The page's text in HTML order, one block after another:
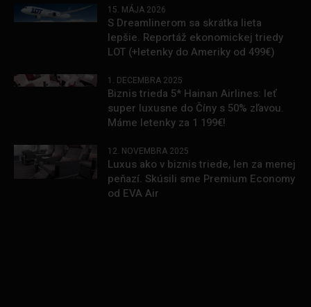
15. MÁJA 2026
S Dreamlinerom sa skrátka lieta
lepšie. Reportáž ekonomickej triedy
LOT (+letenky do Ameriky od 499€)
1. DECEMBRA 2025
Biznis trieda 5* Hainan Airlines: leť
super luxusne do Číny s 50% zľavou.
Máme letenky za 1 199€!
12. NOVEMBRA 2025
Luxus ako v biznis triede, len za menej
peňazí. Skúsili sme Premium Economy
od EVA Air